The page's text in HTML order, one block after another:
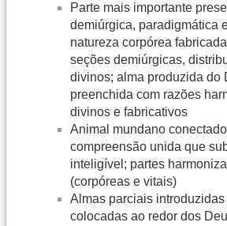
Parte mais importante
demiúrgica, paradigmática
natureza corpórea
seções demiúrgicas,
divinos; alma produzida do
preenchida com razões
divinos e fabricativos
Animal mundano
compreensão unida que
inteligível; partes
(corpóreas e vitais)
Almas parciais
colocadas ao redor dos